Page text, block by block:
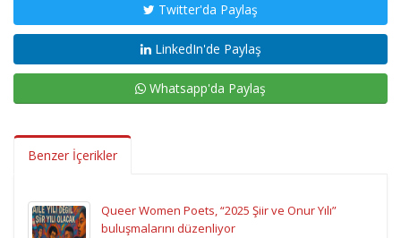
Twitter'da Paylaş
LinkedIn'de Paylaş
Whatsapp'da Paylaş
Benzer İçerikler
Queer Women Poets, “2025 Şiir ve Onur Yılı”
buluşmalarını düzenliyor